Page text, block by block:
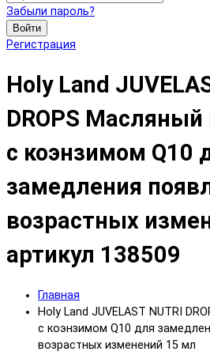
Забыли пароль?
Войти
Регистрация
Holy Land
DROPS Масляный
с коэнзимом Q10
замедления
возрастных
артикул 138509
Главная
Holy Land JUVELAST NUTRI
с коэнзимом Q10 для
возрастных изменений 15 мл